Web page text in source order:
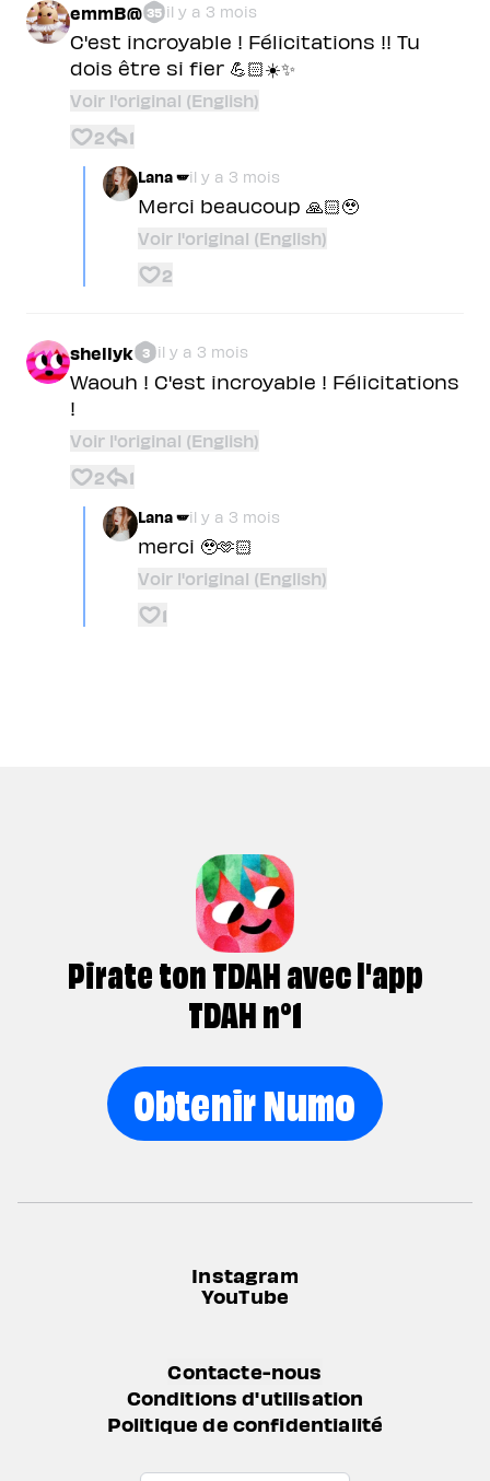
emmB@ 35 il y a 3 mois
C'est incroyable ! Félicitations !! Tu
dois être si fier 💪🏻☀️✨
Voir l'original (English)
2 1
Lana 🪽il y a 3 mois
Merci beaucoup 🙏🏻🥹
Voir l'original (English)
2
shellyk 3 il y a 3 mois
Waouh ! C'est incroyable ! Félicitations
!
Voir l'original (English)
2 1
Lana 🪽il y a 3 mois
merci 🥹🫶🏻
Voir l'original (English)
1
Pirate ton TDAH avec l'app
TDAH n°1
Obtenir Numo
Instagram
YouTube
Contacte-nous
Conditions d'utilisation
Politique de confidentialité